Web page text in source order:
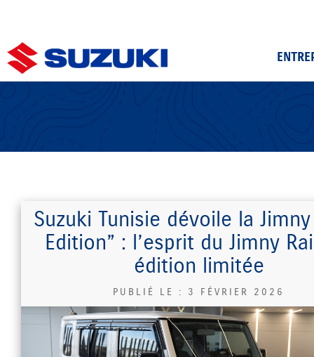
Suzuki Tunisie dévoile la Jimny
Edition” : l’esprit du Jimny
édition limitée
PUBLIÉ LE : 3 FÉVRIER 2026